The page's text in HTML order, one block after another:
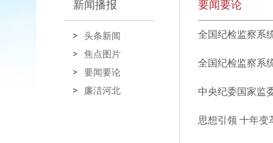
新闻播报
头条新闻
焦点图片
要闻要论
廉洁河北
要闻要论
全国纪检监察系
全国纪检监察系
中央纪委国家监
思想引领 十年变